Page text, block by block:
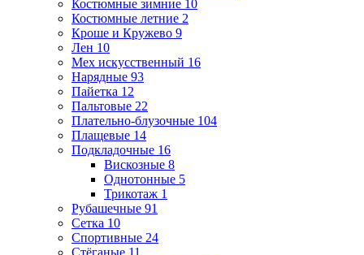
Костюмные зимние 10
Костюмные летние 2
Кроше и Кружево 9
Лен 10
Мех искусственный 16
Нарядные 93
Пайетка 12
Пальтовые 22
Плательно-блузочные 104
Плащевые 14
Подкладочные 16
Вискозные 8
Однотонные 5
Трикотаж 1
Рубашечные 91
Сетка 10
Спортивные 24
Стёганые 11